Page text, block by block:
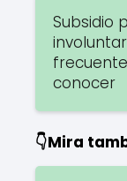
Subsidio
conocer
👇Mira